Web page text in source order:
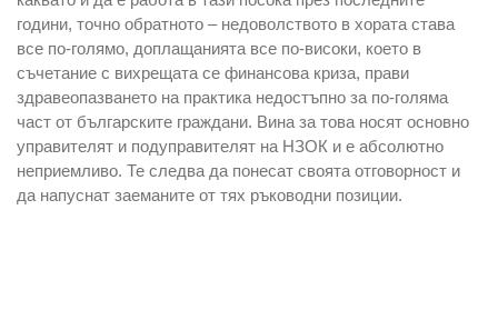
години, точно обратното – недоволството в хората става
все по-голямо, доплащанията все по-високи, което в
съчетание с вихрещата се финансова криза, прави
здравеопазването на практика недостъпно за по-голяма
част от българските граждани. Вина за това носят основно
управителят и подуправителят на НЗОК и е абсолютно
неприемливо. Те следва да понесат своята отговорност и
да напуснат заеманите от тях ръководни позиции.